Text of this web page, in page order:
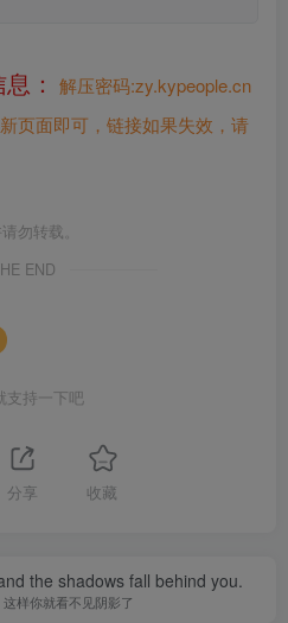
：
解压密码:zy.kypeople.cn
页面即可，链接如果失效，请
勿转载。
END
支持一下吧
分享 收藏
the shadows fall behind you.
样你就看不见阴影了